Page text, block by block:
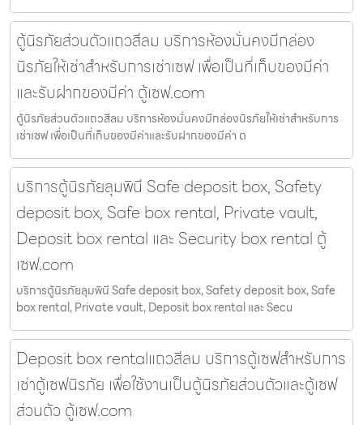
ตู้นิรภัยส่วนตัวแถวสีลม บริการห้องมั่นคงมีกล่อง
นิรภัยให้เช่าสำหรับการเช่าเซฟ เพื่อเป็นที่เก็บของมีค่า
และรับฝากของมีค่า ตู้เซฟ.com
ตู้นิรภัยส่วนตัวแถวสีลม บริการห้องมั่นคงมีกล่องนิรภัยให้เช่าสำหรับการ
เช่าเซฟ เพื่อเป็นที่เก็บของมีค่าและรับฝากของมีค่า ต
บริการตู้นิรภัยลุมพินี Safe deposit box, Safety
deposit box, Safe box rental, Private vault,
Deposit box rental และ Security box rental ตู้
เซฟ.com
บริการตู้นิรภัยลุมพินี Safe deposit box, Safety deposit box, Safe
box rental, Private vault, Deposit box rental และ Secu
Deposit box rentalแถวสีลม บริการตู้เซฟสำหรับการ
เช่าตู้เซฟนิรภัย เพื่อใช้งานเป็นตู้นิรภัยส่วนตัวและตู้เซฟ
ส่วนตัว ตู้เซฟ.com